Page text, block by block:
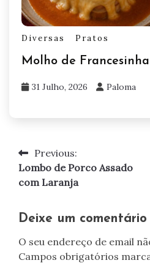
Diversas Pratos
Molho de
31 Julho, 2026 Paloma
Navegação
de
Previous:
Lombo de Porco Assado
com Laranja
Deixe um comentário
O seu endereço de email
Campos obrigatórios